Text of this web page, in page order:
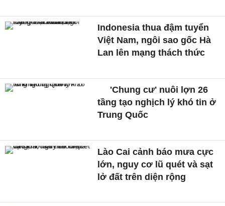
Indonesia thua đậm tuyển
Việt Nam, ngôi sao gốc Hà
Lan lên mạng thách thức
'Chung cư' nuôi lợn 26
tầng tạo nghịch lý khó tin ở
Trung Quốc
Lào Cai cảnh báo mưa cực
lớn, nguy cơ lũ quét và sạt
lở đất trên diện rộng